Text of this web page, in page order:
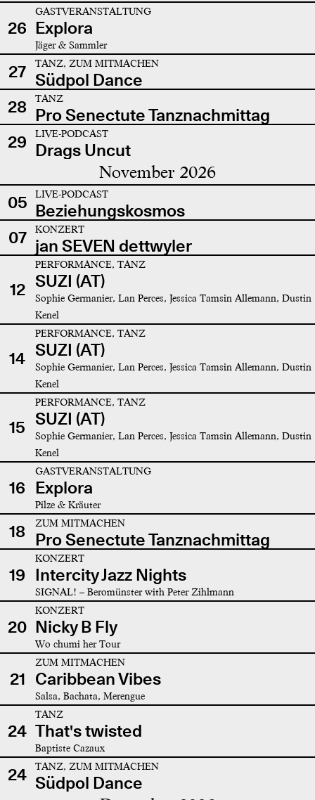
26
GASTVERANSTALTUNG
Explora
Jäger & Sammler
27 TANZ, ZUM MITMACHEN
Südpol Dance
28
TANZ
Pro Senectute Tanznachmittag
29
LIVE-PODCAST
Drags Uncut
November 2026
05 LIVE-PODCAST
Beziehungskosmos
07
KONZERT
jan SEVEN dettwyler
12
PERFORMANCE, TANZ
SUZI (AT)
Sophie Germanier, Lan Perces, Jessica Tamsin Allemann, Dustin
Kenel
14
PERFORMANCE, TANZ
SUZI (AT)
Sophie Germanier, Lan Perces, Jessica Tamsin Allemann, Dustin
Kenel
15
PERFORMANCE, TANZ
SUZI (AT)
Sophie Germanier, Lan Perces, Jessica Tamsin Allemann, Dustin
Kenel
16
GASTVERANSTALTUNG
Explora
Pilze & Kräuter
18 ZUM MITMACHEN
Pro Senectute Tanznachmittag
19
KONZERT
Intercity Jazz Nights
SIGNAL! – Beromünster with Peter Zihlmann
20
KONZERT
Nicky B Fly
Wo chumi her Tour
21
ZUM MITMACHEN
Caribbean Vibes
Salsa, Bachata, Merengue
24
TANZ
That's twisted
Baptiste Cazaux
24 TANZ, ZUM MITMACHEN
Südpol Dance